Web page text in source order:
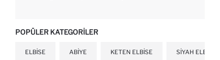
POPÜLER KATEGORILER
ELBISE ABIYE KETEN ELBISE SIYAH ELBISE